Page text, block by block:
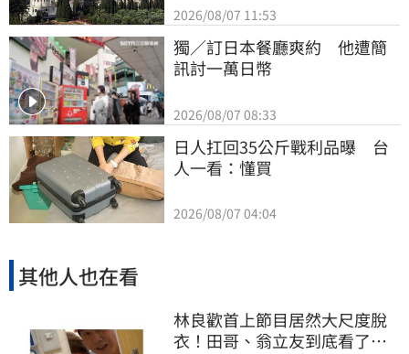
2026/08/07 11:53
獨／訂日本餐廳爽約　他遭簡
訊討一萬日幣
2026/08/07 08:33
日人扛回35公斤戰利品曝　台
人一看：懂買
2026/08/07 04:04
其他人也在看
林良歡首上節目居然大尺度脫
衣！田哥、翁立友到底看了什